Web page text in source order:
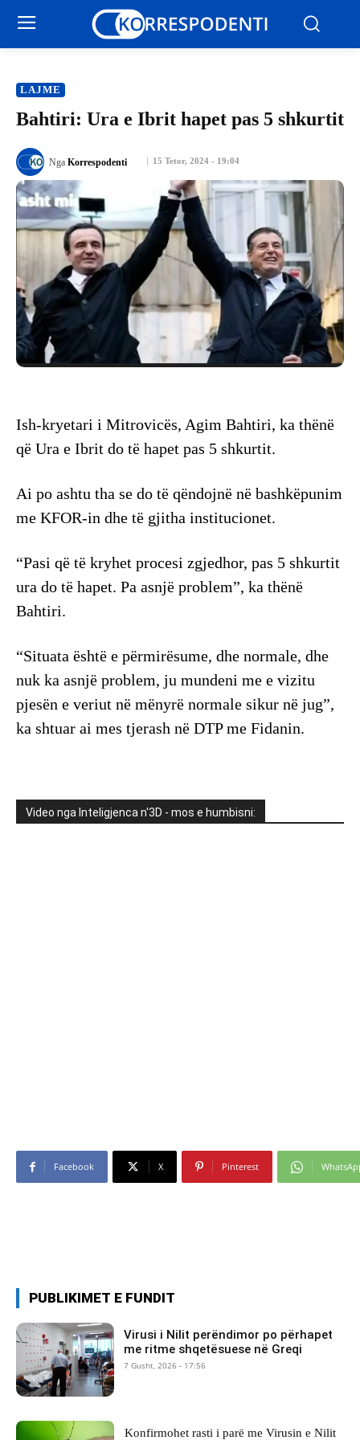
LAJME
Bahtiri: Ura e Ibrit hapet pas 5 shkurtit
15 Tetor, 2024 - 19:04
Nga Korrespodenti
Ish-kryetari i Mitrovicës, Agim Bahtiri, ka thënë
që Ura e Ibrit do të hapet pas 5 shkurtit.
Ai po ashtu tha se do të qëndojnë në bashkëpunim
me KFOR-in dhe të gjitha institucionet.
“Pasi që të kryhet procesi zgjedhor, pas 5 shkurtit
ura do të hapet. Pa asnjë problem”, ka thënë
Bahtiri.
“Situata është e përmirësume, dhe normale, dhe
nuk ka asnjë problem, ju mundeni me e vizitu
pjesën e veriut në mënyrë normale sikur në jug”,
ka shtuar ai mes tjerash në DTP me Fidanin.
Video nga Inteligjenca n'3D - mos e humbisni:
Facebook X Pinterest
PUBLIKIMET E FUNDIT
Virusi i Nilit perëndimor po përhapet
me ritme shqetësuese në Greqi
7 Gusht, 2026 - 17:56
Konfirmohet rasti i parë me Virusin e Nilit